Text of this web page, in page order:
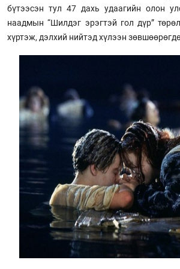
бүтээсэн тул 47 дахь удаагийн олон
наадмын “Шилдэг эрэгтэй гол дүр”
хүртэж, дэлхий нийтэд хүлээн